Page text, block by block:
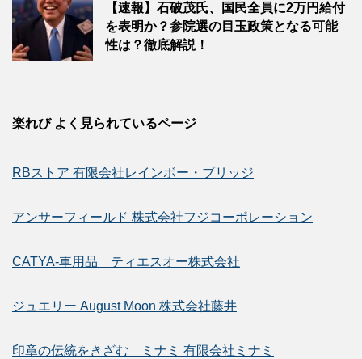
【速報】石破茂氏、国民全員に2万円給付
を表明か？参院選の目玉政策となる可能
性は？徹底解説！
楽れび よく見られているページ
RBストア 有限会社レインボー・ブリッジ
アンサーフィールド 株式会社フジコーポレーション
CATYA-車用品 ティエスオー株式会社
ジュエリー August Moon 株式会社藤井
印章の伝統をきざむ ミナミ 有限会社ミナミ